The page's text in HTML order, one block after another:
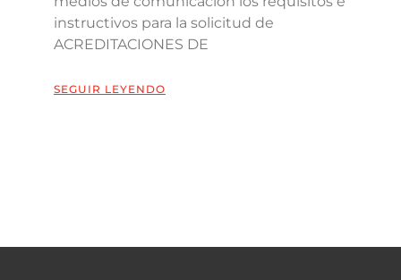
instructivos para la solicitud de
ACREDITACIONES DE
SEGUIR LEYENDO